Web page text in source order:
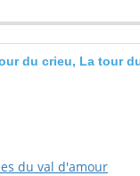
du crieu, La tour
du val d'amour